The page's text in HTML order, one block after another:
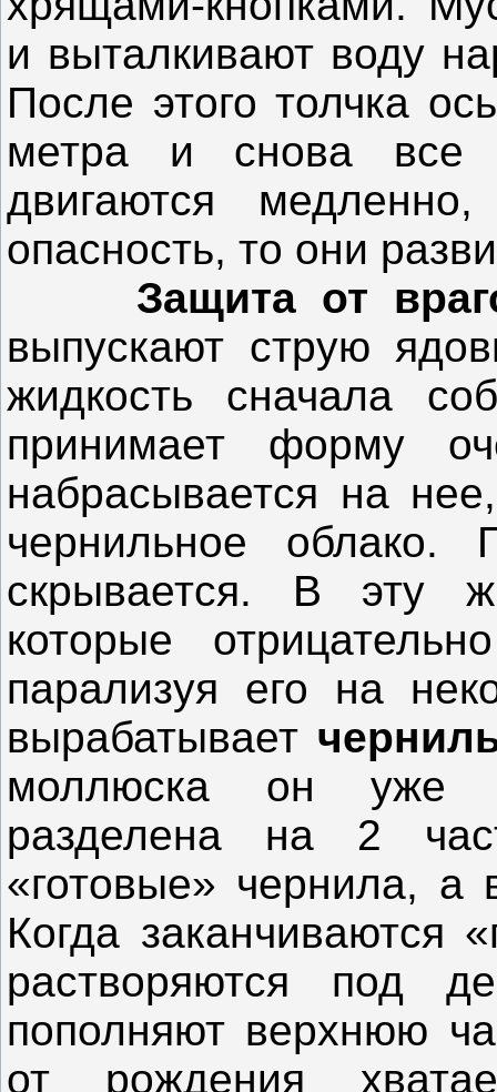
и выталкивают воду
После этого толчка
метра и снова все
двигаются
опасность, то они
Защита от
выпускают струю
жидкость сначала
принимает форму
набрасывается на
чернильное облако.
скрывается. В эту
которые
парализуя его на
вырабатывает
моллюска он уже
разделена на 2
«готовые» чернила, а
Когда заканчиваются
растворяются под
пополняют верхнюю
от рождения